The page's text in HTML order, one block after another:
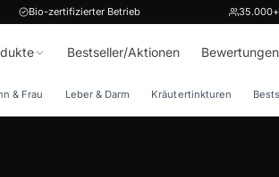
Bio-zertifizierter Betrieb
Bestseller/Aktionen Bewertungen
& Frau Leber & Darm Kräutertinkturen